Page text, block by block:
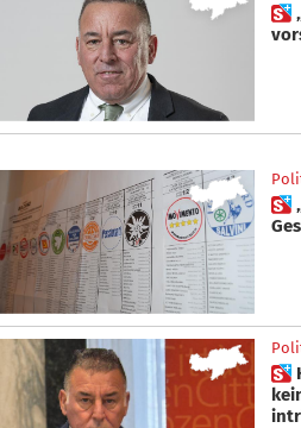
 „Man wird noch
 „Warten wir ab, was die
 Herr Konder, haben Sie